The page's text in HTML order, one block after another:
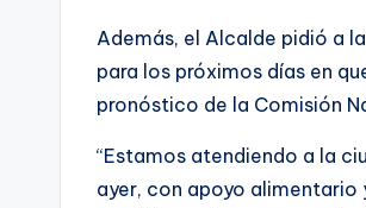
Además, el Alcalde pidió a
para los próximos días en
pronóstico de la Comisión
“Estamos atendiendo a la
ayer, con apoyo